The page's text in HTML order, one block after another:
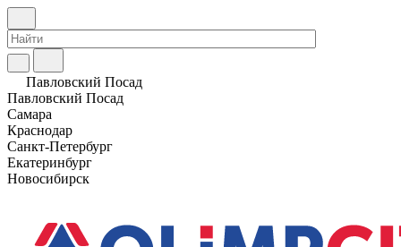
Павловский Посад
Павловский Посад
Самара
Краснодар
Санкт-Петербург
Екатеринбург
Новосибирск